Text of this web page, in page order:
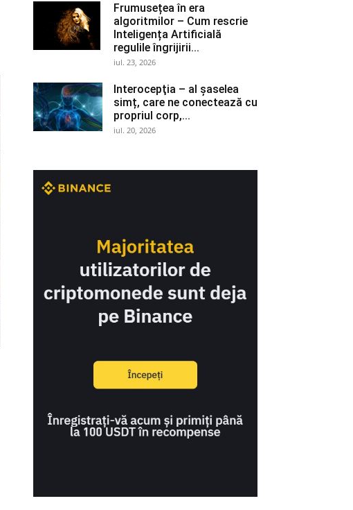
Frumusețea în era
algoritmilor – Cum rescrie
Inteligența Artificială
regulile îngrijirii...
iul. 23, 2026
Interocepţia – al șaselea
simț, care ne conectează cu
propriul corp,...
iul. 20, 2026